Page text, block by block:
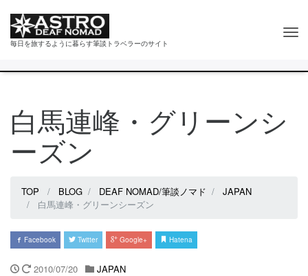
毎日を旅するように暮らす筆談トラベラーのサイト
白馬連峰・グリーンシ
ーズン
TOP BLOG DEAF NOMAD/筆談ノマド
JAPAN
白馬連峰・グリーンシーズン
Facebook Twitter Google+ Hatena
2010/07/20 JAPAN